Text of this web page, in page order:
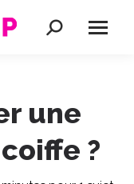
Recherche
une
?